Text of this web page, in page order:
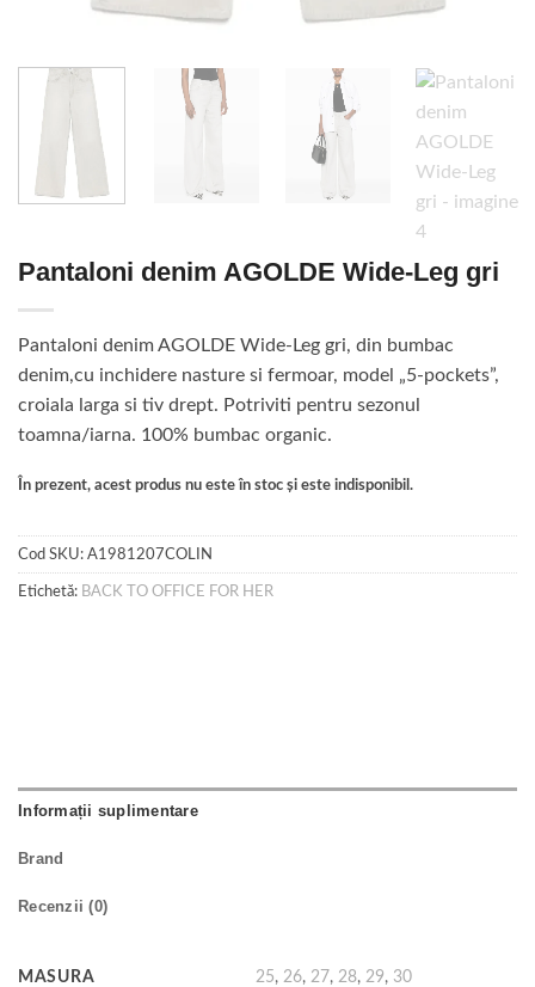
Pantaloni denim AGOLDE Wide-Leg gri
Pantaloni denim AGOLDE Wide-Leg gri, din bumbac
denim,cu inchidere nasture si fermoar, model „5-pockets”,
croiala larga si tiv drept. Potriviti pentru sezonul
toamna/iarna. 100% bumbac organic.
În prezent, acest produs nu este în stoc și este indisponibil.
Cod SKU: A1981207COLIN
Etichetă: BACK TO OFFICE FOR HER
Informații suplimentare
Brand
Recenzii (0)
MASURA 25, 26, 27, 28, 29, 30